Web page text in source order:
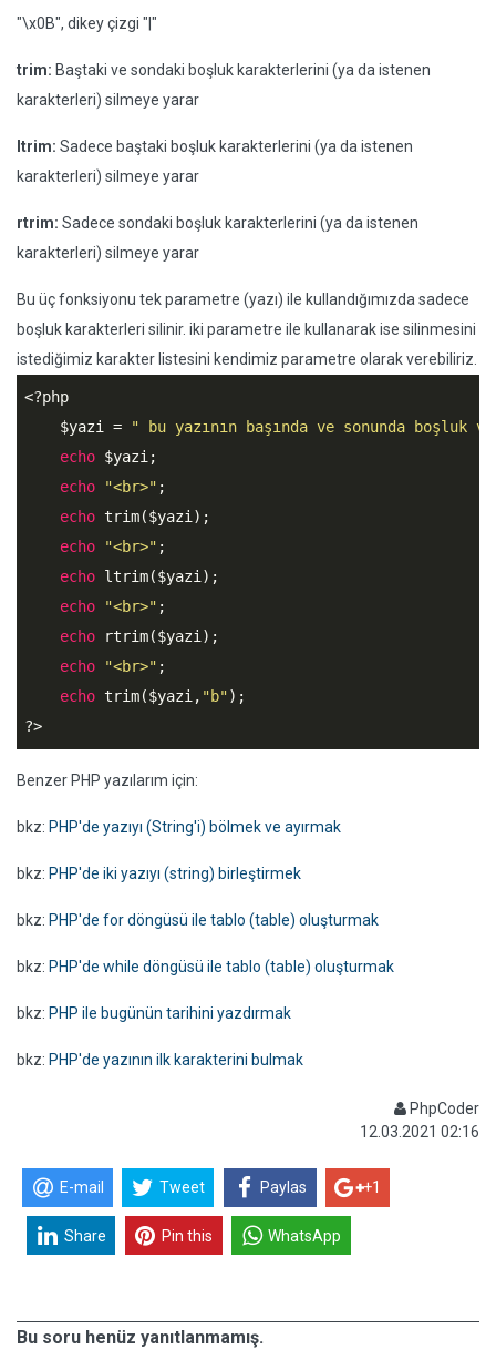
"\x0B", dikey çizgi "|"
trim: Baştaki ve sondaki boşluk karakterlerini (ya da istenen
karakterleri) silmeye yarar
ltrim: Sadece baştaki boşluk karakterlerini (ya da istenen
karakterleri) silmeye yarar
rtrim: Sadece sondaki boşluk karakterlerini (ya da istenen
karakterleri) silmeye yarar
Bu üç fonksiyonu tek parametre (yazı) ile kullandığımızda sadece
boşluk karakterleri silinir. iki parametre ile kullanarak ise silinmesini
istediğimiz karakter listesini kendimiz parametre olarak verebiliriz.
<?php
$yazi
=
" bu yazının başında ve sonunda
echo $yazi ;
echo
"<br>" ;
echo trim($yazi );
echo
"<br>" ;
echo ltrim($yazi );
echo
"<br>" ;
echo rtrim($yazi );
echo
"<br>" ;
echo trim($yazi , "b"
?>
Benzer PHP yazılarım için:
bkz: PHP'de yazıyı (String'i) bölmek ve ayırmak
bkz: PHP'de iki yazıyı (string) birleştirmek
bkz: PHP'de for döngüsü ile tablo (table) oluşturmak
bkz: PHP'de while döngüsü ile tablo (table) oluşturmak
bkz: PHP ile bugünün tarihini yazdırmak
bkz: PHP'de yazının ilk karakterini bulmak
PhpCoder
12.03.2021 02:16
E-mail Tweet Paylas +1
Share Pin this WhatsApp
Bu soru henüz yanıtlanmamış.